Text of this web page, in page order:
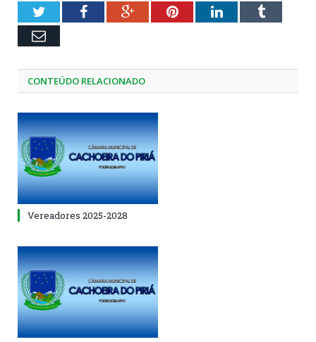
TwitterFacebookGoogle+PinterestLinkedInTumblr
Email
CONTEÚDO RELACIONADO
Vereadores 2025-2028